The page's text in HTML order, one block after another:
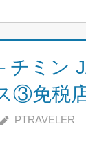
ミン
③免税
PTRAVELER